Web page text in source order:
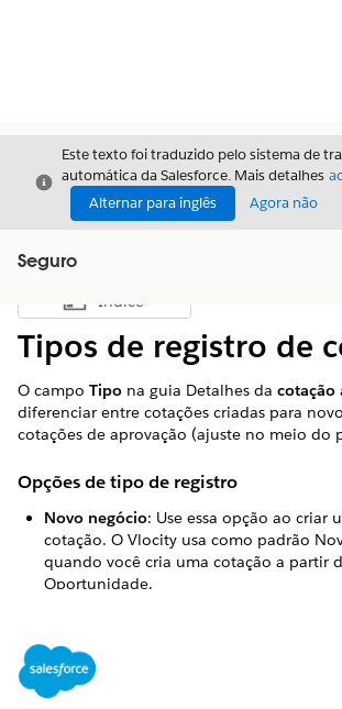
Fechar
Este texto foi traduzido pelo sistema de
automática da Salesforce. Mais detalhes
Alternar para inglês
Agora não
Seguro
Mostrar índice
Índice
Tipos de registro de
O campo Tipo na guia Detalhes da cotação
diferenciar entre cotações criadas para
cotações de aprovação (ajuste no meio do
Opções de tipo de registro
Novo negócio: Use essa opção ao criar
cotação. O Vlocity usa como padrão
quando você cria uma cotação a partir
Oportunidade.
médio prazo. O Vlocity usa como padrão
quando você cria uma cotação a partir
Apólice (Ativo).